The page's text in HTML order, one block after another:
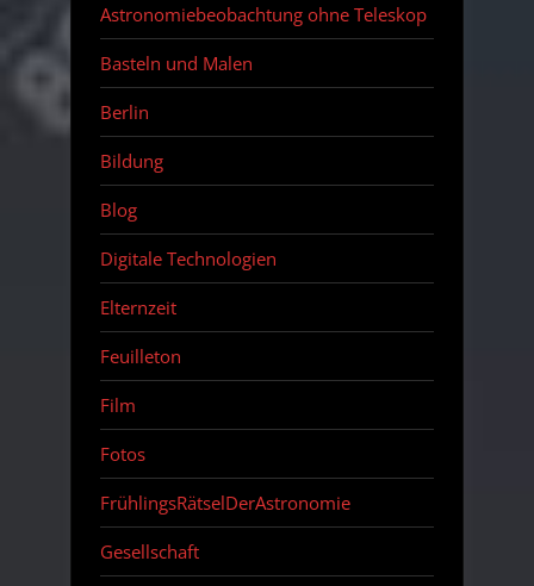
Astronomiebeobachtung ohne Teleskop
Basteln und Malen
Berlin
Bildung
Blog
Digitale Technologien
Elternzeit
Feuilleton
Film
Fotos
FrühlingsRätselDerAstronomie
Gesellschaft